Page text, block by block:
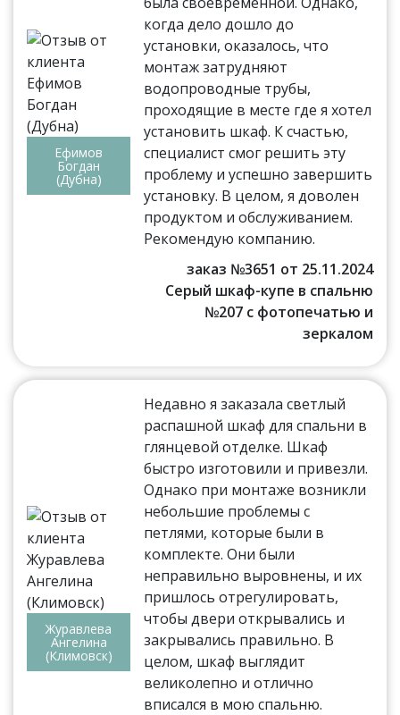
Ефимов
Богдан
(Дубна)
когда дело дошло до
установки, оказалось, что
монтаж затрудняют
водопроводные трубы,
проходящие в месте где я хотел
установить шкаф. К счастью,
специалист смог решить эту
проблему и успешно завершить
установку. В целом, я доволен
продуктом и обслуживанием.
Рекомендую компанию.
заказ №3651 от 25.11.2024
Серый шкаф-купе в спальню
№207 с фотопечатью и
зеркалом
Журавлева
Ангелина
(Климовск)
Недавно я заказала светлый
распашной шкаф для спальни в
глянцевой отделке. Шкаф
быстро изготовили и привезли.
Однако при монтаже возникли
небольшие проблемы с
петлями, которые были в
комплекте. Они были
неправильно выровнены, и их
пришлось отрегулировать,
чтобы двери открывались и
закрывались правильно. В
целом, шкаф выглядит
великолепно и отлично
вписался в мою спальню.